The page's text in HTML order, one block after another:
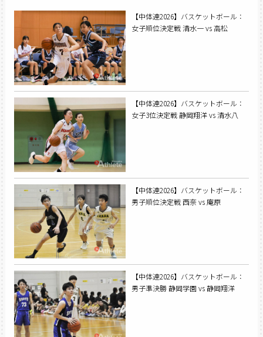
【中体連2026】バスケットボール：
女子順位決定戦 清水一 vs 高松
【中体連2026】バスケットボール：
女子3位決定戦 静岡翔洋 vs 清水八
【中体連2026】バスケットボール：
男子順位決定戦 西奈 vs 庵原
【中体連2026】バスケットボール：
男子準決勝 静岡学園 vs 静岡翔洋